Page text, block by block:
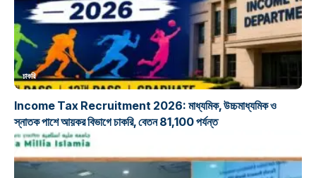
চাকরি
Income Tax Recruitment 2026: মাধ্যমিক, উচ্চমাধ্যমিক ও
স্নাতক পাশে আয়কর বিভাগে চাকরি, বেতন 81,100 পর্যন্ত